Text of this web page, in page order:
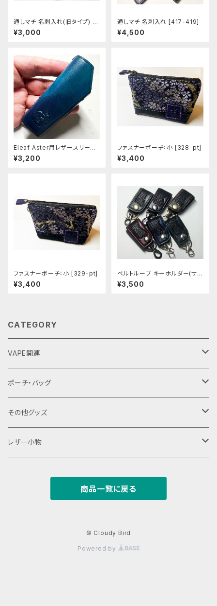
通しマチ 名刺入れ(旧タイプ) [4
15-416]
¥3,000
通しマチ 名刺入れ [417-419]
¥4,500
Eleaf Aster用レザースリーブ
[397-as]
¥3,200
ファスナーポーチ：小 [328-pt]
¥3,400
ファスナーポーチ：小 [329-pt]
¥3,400
ベルトループ キーホルダー(サメ
革) 全6色 [437-442]
¥3,500
CATEGORY
VAPE関連
バッテリーケース
18650用
18350用
VAPEデバイス用スリーブ・ケース
iStick Pico 75w
ポーチ・バッグ
ファスナーポーチ
L字ファスナーポーチ
巾着バッグ
その他グッズ
Tシャツ
レザー小物
商品一覧に戻る
© Cloudy Bird
Powered by